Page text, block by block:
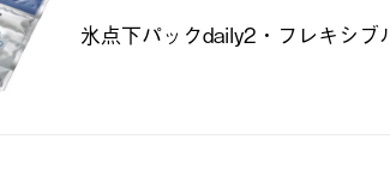
氷点下パックdaily2・フレキシブ